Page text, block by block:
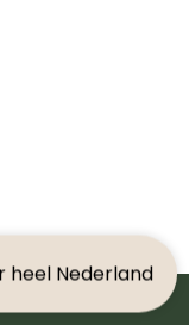
heel Nederland